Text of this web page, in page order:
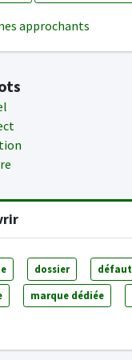
approchants
dossier défaut
marque dédiée